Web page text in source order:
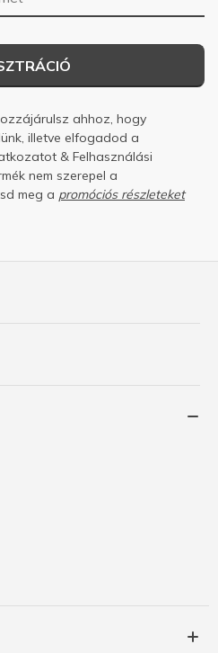
ahhoz, hogy
illetve elfogadod a
& Felhasználási
nem szerepel a
meg a promóciós részleteket